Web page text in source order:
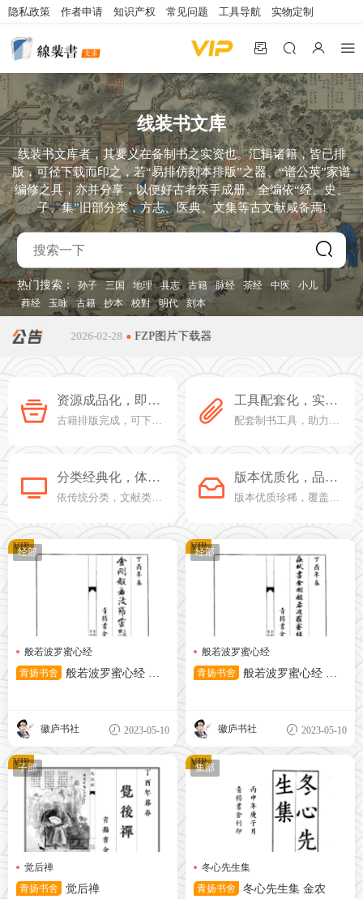
隐私政策 作者申请 知识产权 常见问题 工具导航 实物定制
线装书文库
线装书文库者，其要义在备制书之实资也。汇辑诸籍，皆已排
版，可径下载而印之，若“易排仿刻本排版”之器、“谱公英”家谱
编修之具，亦并分享，以便好古者亲手成册。全编依“经、史、
子、集”旧部分类，方志、医典、文集等古文献咸备焉!
热门搜索： 孙子 三国 地理 县志 古籍 脉经 茶经 中医
小儿
葬经
玉咏 古籍 抄本 校對 明代 刻本
2026-02-28 FZP图片下载器
资源成品化，即取
即用
古籍排版完成，可下载
工具配套化，实操
性强
配套制书工具，助力亲
分类经典化，体系
清晰
依传统分类，文献类目
版本优质化，品类
丰富
版本优质珍稀，覆盖多
经部
般若波罗蜜心经
青扬书舍
般若波罗蜜心经 张
徽庐书社 2023-05-10
VIP 经部
般若波罗蜜心经
青扬书舍
般若波罗蜜心经 苏
徽庐书社 2023-05-10
VIP
子部
觉后禅
青扬书舍
觉后禅
VIP 集部
冬心先生集
青扬书舍
冬心先生集 金农
VIP